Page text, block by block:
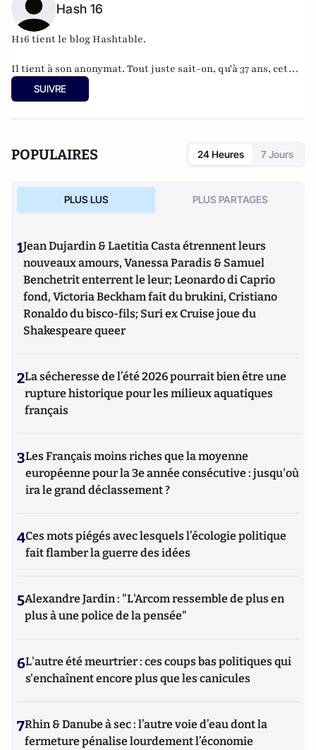
Hash 16
H16 tient le blogHashtable.
Il tient à son anonymat. Tout juste sait-on, qu'à 37 ans, cet
informaticien à l'humour acerbe habite en Belgique et
travaille pour
"une grosse boutique qui produit, gère et
SUIVRE
POPULAIRES 24 Heures 7 Jours
PLUS LUS PLUS PARTAGES
1Jean Dujardin & Laetitia Casta étrennent leurs
nouveaux amours, Vanessa Paradis & Samuel
Benchetrit enterrent le leur; Leonardo di Caprio
fond, Victoria Beckham fait du brukini, Cristiano
Ronaldo du bisco-fils; Suri ex Cruise joue du
Shakespeare queer
2La sécheresse de l’été 2026 pourrait bien être une
rupture historique pour les milieux aquatiques
français
3Les Français moins riches que la moyenne
européenne pour la 3e année consécutive : jusqu'où
ira le grand déclassement ?
4Ces mots piégés avec lesquels l’écologie politique
fait flamber la guerre des idées
5Alexandre Jardin : "L'Arcom ressemble de plus en
plus à une police de la pensée"
6L'autre été meurtrier : ces coups bas politiques qui
s'enchaînent encore plus que les canicules
7Rhin & Danube à sec : l’autre voie d’eau dont la
fermeture pénalise lourdement l’économie